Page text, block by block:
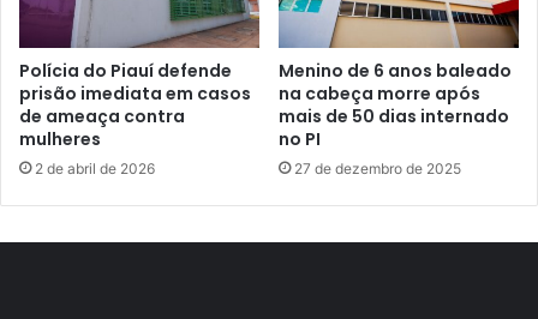
Polícia do Piauí defende
prisão imediata em casos
de ameaça contra
mulheres
2 de abril de 2026
Menino de 6 anos baleado
na cabeça morre após
mais de 50 dias internado
no PI
27 de dezembro de 2025